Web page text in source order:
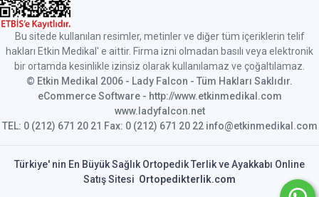
Bu sitede kullanılan resimler, metinler ve diğer tüm içeriklerin telif
hakları Etkin Medikal' e aittir. Firma izni olmadan basılı veya elektronik
bir ortamda kesinlikle izinsiz olarak kullanılamaz ve çoğaltılamaz.
© Etkin Medikal 2006 - Lady Falcon - Tüm Hakları Saklıdır.
eCommerce Software - http://www.etkinmedikal.com
www.ladyfalcon.net
TEL: 0 (212) 671 20 21 Fax: 0 (212) 671 20 22 info@etkinmedikal.com
Türkiye' nin En Büyük Sağlık Ortopedik Terlik ve Ayakkabı Online
Satış Sitesi Ortopedikterlik.com